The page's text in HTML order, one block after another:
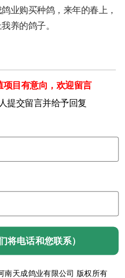
业购买种鸽，来年的春上，
养的鸽子。
项目有意向，欢迎留言
人提交留言并给予回复
南天成鸽业有限公司 版权所有